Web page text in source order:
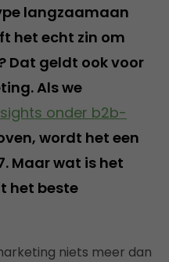
langzaamaan
het echt zin om
Dat geldt ook voor
Als we
onder b2b-
wordt het een
Maar wat is het
het beste
niets meer dan